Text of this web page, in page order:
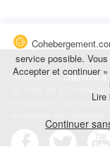
Trouvez unechambre à
au mois ou à l'année
temporaire : des
service possible.
Accepter et continuer
Lire
Continuer